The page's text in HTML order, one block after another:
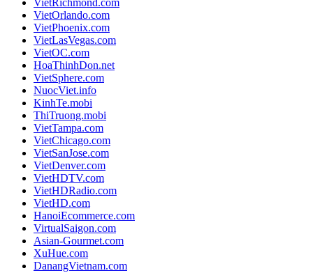
VietRichmond.com
VietOrlando.com
VietPhoenix.com
VietLasVegas.com
VietOC.com
HoaThinhDon.net
VietSphere.com
NuocViet.info
KinhTe.mobi
ThiTruong.mobi
VietTampa.com
VietChicago.com
VietSanJose.com
VietDenver.com
VietHDTV.com
VietHDRadio.com
VietHD.com
HanoiEcommerce.com
VirtualSaigon.com
Asian-Gourmet.com
XuHue.com
DanangVietnam.com